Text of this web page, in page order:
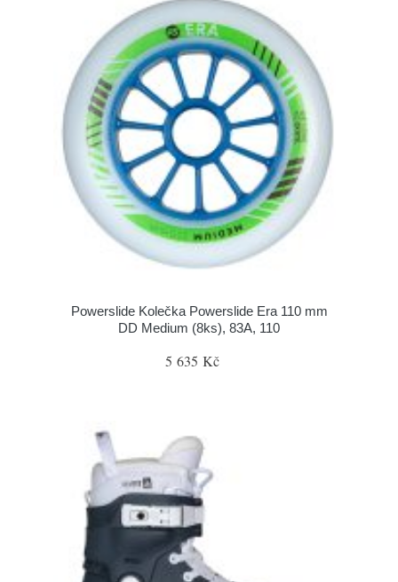
Powerslide Kolečka Powerslide Era 110 mm
DD Medium (8ks), 83A, 110
5 635 Kč